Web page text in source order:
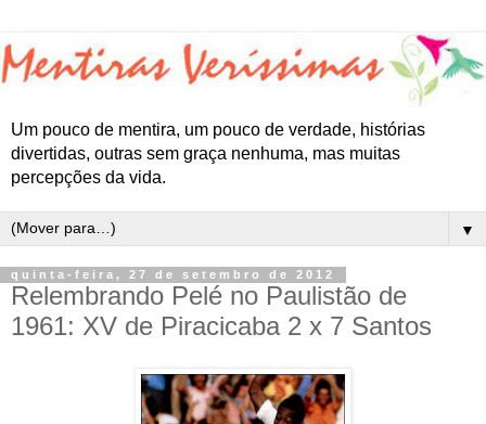
Um pouco de mentira, um pouco de verdade, histórias
divertidas, outras sem graça nenhuma, mas muitas
percepções da vida.
▼
quinta-feira, 27 de setembro de 2012
Relembrando Pelé no Paulistão de
1961: XV de Piracicaba 2 x 7 Santos